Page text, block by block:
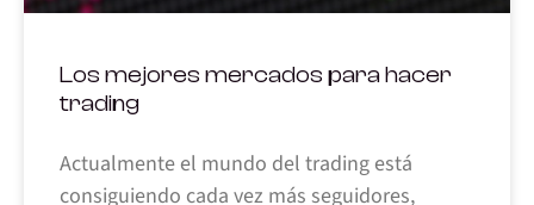
Los mejores mercados para hacer
trading
Actualmente el mundo del trading está
consiguiendo cada vez más seguidores,